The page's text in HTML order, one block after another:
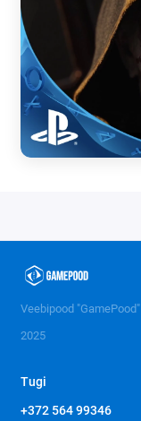
Veebipood "GamePood"
2025
Tugi
+372 564 99346